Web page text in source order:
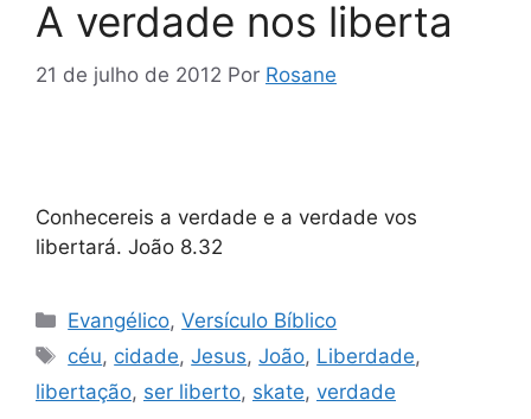
A verdade nos liberta
21 de julho de 2012 Por Rosane
Conhecereis a verdade e a verdade vos
libertará. João 8.32
Categorias
Evangélico,Versículo Bíblico
Tags
céu, cidade,Jesus,João, Liberdade,
libertação, ser liberto, skate, verdade